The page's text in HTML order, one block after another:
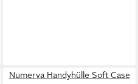
Numerva Handyhülle Soft Case